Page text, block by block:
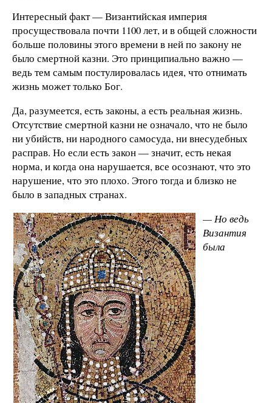
Интересный факт — Византийская империя
просуществовала почти 1100 лет, и в общей сложности
больше половины этого времени в ней по закону не
было смертной казни. Это принципиально важно —
ведь тем самым постулировалась идея, что отнимать
жизнь может только Бог.
Да, разумеется, есть законы, а есть реальная жизнь.
Отсутствие смертной казни не означало, что не было
ни убийств, ни народного самосуда, ни внесудебных
расправ. Но если есть закон — значит, есть некая
норма, и когда она нарушается, все осознают, что это
нарушение, что это плохо. Этого тогда и близко не
было в западных странах.
— Но ведь
Византия
была